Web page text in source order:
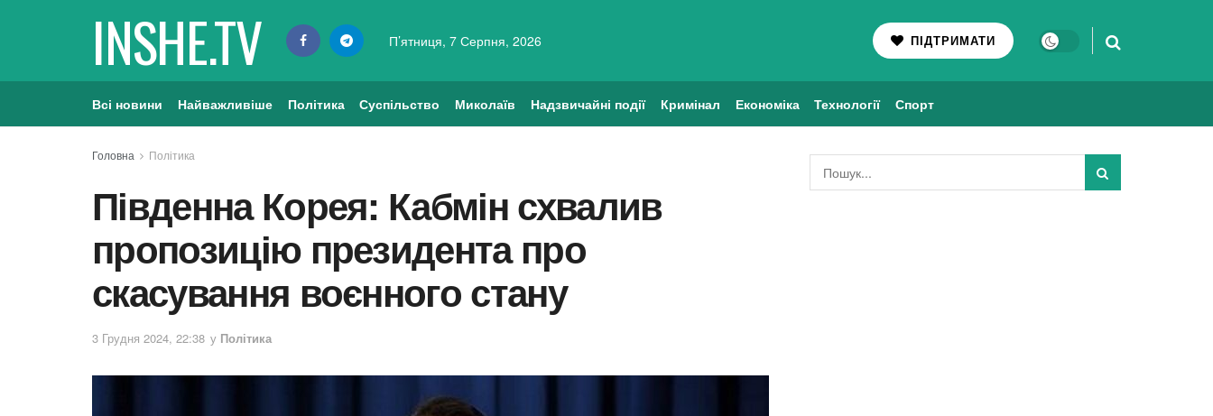
INSHE.TV П’ятниця, 7 Серпня, 2026 ПІДТРИМАТИ
Всі новини Найважливіше Політика Суспільство Миколаїв Надзвичайні події Кримінал Економіка Технології Спорт
Головна Політика
Південна Корея: Кабмін схвалив
пропозицію президента про
скасування воєнного стану
3 Грудня 2024, 22:38 у Політика